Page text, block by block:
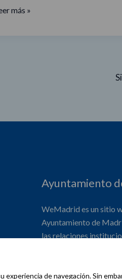
experiencia de navegación. Sin
más »
Ayuntamiento
WeMadrid es un sitio
Ayuntamiento de
las relaciones